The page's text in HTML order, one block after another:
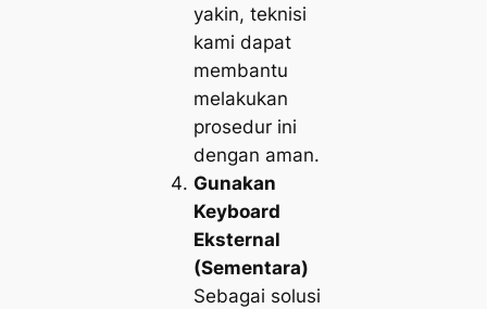
yakin, teknisi
kami dapat
membantu
melakukan
prosedur ini
dengan aman.
Gunakan
Keyboard
Eksternal
(Sementara)
Sebagai solusi